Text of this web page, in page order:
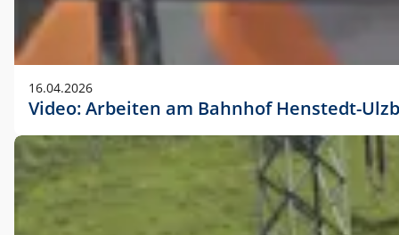
16.04.2026
Video: Arbeiten am Bahnhof Henstedt-